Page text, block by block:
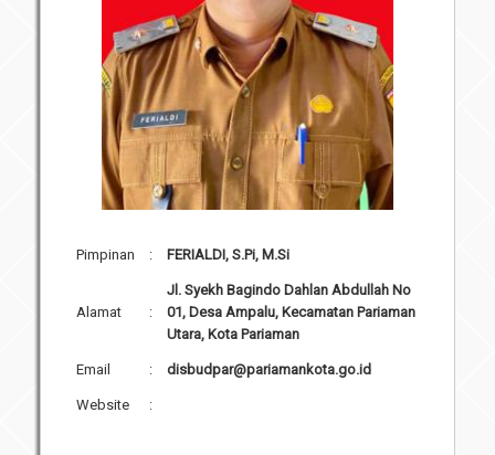
Pimpinan : FERIALDI, S.Pi, M.Si
Alamat :
Jl. Syekh Bagindo Dahlan Abdullah No
01, Desa Ampalu, Kecamatan Pariaman
Utara, Kota Pariaman
Email : disbudpar@pariamankota.go.id
Website :